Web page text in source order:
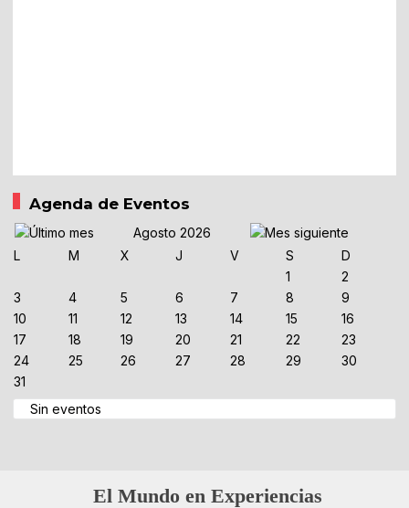
Agenda de Eventos
Agosto 2026
L
M X J V S
D
1
2
3
4 5 6 7 8
9
10
11 12 13 14 15
16
17
18 19 20 21 22
23
24
25 26 27 28 29
30
31
Sin eventos
El Mundo en Experiencias